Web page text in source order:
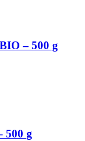
– 500 g
500 g